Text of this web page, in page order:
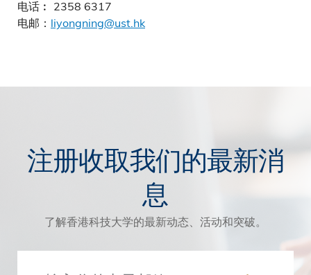
电话︰ 2358 6317
电邮： liyongning@ust.hk
注册收取我们的最新消
息
了解香港科技大学的最新动态、活动和突破。